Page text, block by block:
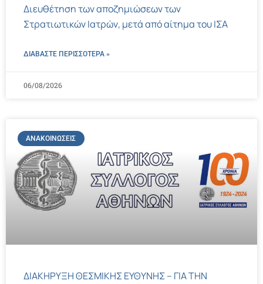
Διευθέτηση των αποζημιώσεων των
Στρατιωτικών Ιατρών, μετά από αίτημα του ΙΣΑ
ΔΙΑΒΑΣΤΕ ΠΕΡΙΣΣΌΤΕΡΑ »
06/08/2026
ΑΝΑΚΟΙΝΏΣΕΙΣ
ΔΙΑΚΗΡΥΞΗ ΘΕΣΜΙΚΗΣ ΕΥΘΥΝΗΣ – ΓΙΑ ΤΗΝ